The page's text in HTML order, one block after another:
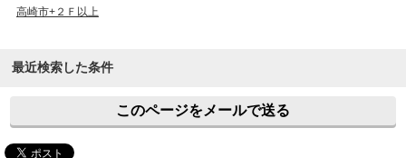
高崎市+２Ｆ以上
最近検索した条件
このページをメールで送る